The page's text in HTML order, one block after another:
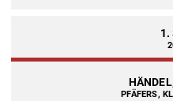
1.
PFÄFERS,